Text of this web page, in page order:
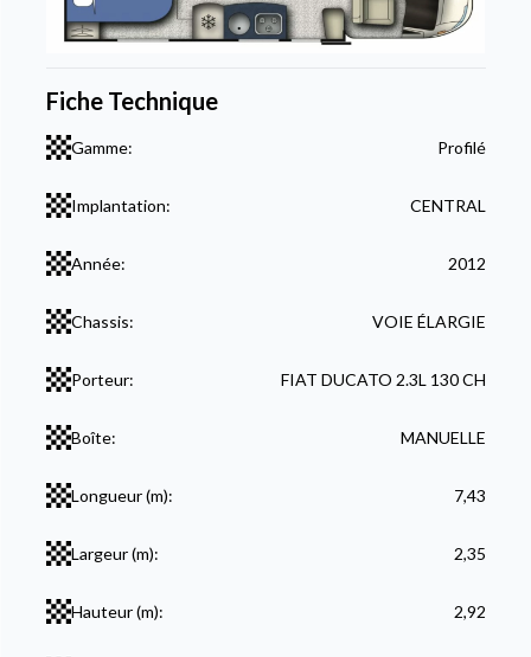
Fiche Technique
Gamme: Profilé
Implantation: CENTRAL
Année: 2012
Chassis: VOIE ÉLARGIE
Porteur: FIAT DUCATO 2.3L 130 CH
Boîte: MANUELLE
Longueur (m): 7,43
Largeur (m): 2,35
Hauteur (m): 2,92